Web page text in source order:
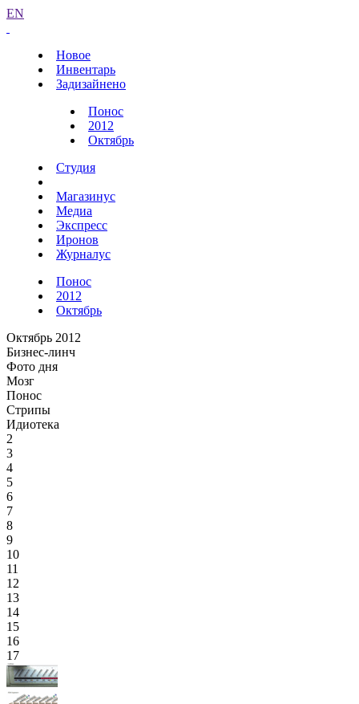
EN
Новое
Инвентарь
Задизайнено
Понос
2012
Октябрь
Студия
Магазинус
Медиа
Экспресс
Иронов
Журналус
Понос
2012
Октябрь
Октябрь 2012
Бизнес-линч
Фото дня
Мозг
Понос
Стрипы
Идиотека
2
3
4
5
6
7
8
9
10
11
12
13
14
15
16
17